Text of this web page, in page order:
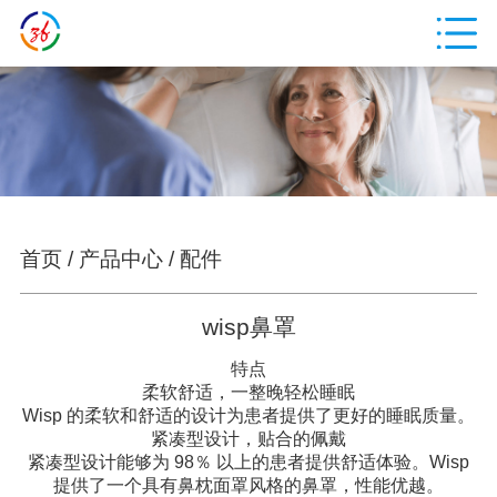
首页/ 产品中心/ 配件
wisp鼻罩
特点
柔软舒适，一整晚轻松睡眠
Wisp 的柔软和舒适的设计为患者提供了更好的睡眠质量。
紧凑型设计，贴合的佩戴
紧凑型设计能够为 98％ 以上的患者提供舒适体验。Wisp
提供了一个具有鼻枕面罩风格的鼻罩，性能优越。